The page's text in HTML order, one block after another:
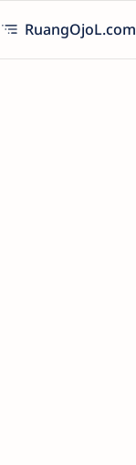
RuangOjoL.com